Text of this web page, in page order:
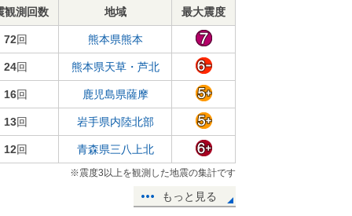
観測回数
地域
最大震度
72回 熊本県熊本
24回 熊本県天草・芦北
16回 鹿児島県薩摩
13回 岩手県内陸北部
12回 青森県三八上北
※震度3以上を観測した地震の集計です
もっと見る